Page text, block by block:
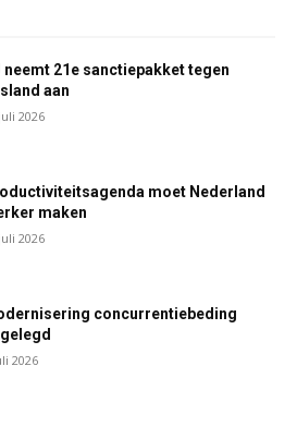
neemt 21e sanctiepakket tegen
aan
2026
moet Nederland
maken
2026
concurrentiebeding
2026